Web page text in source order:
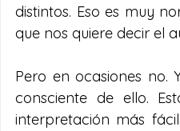
distintos. Eso es muy
que nos quiere decir el
Pero en ocasiones no.
consciente de ello.
interpretación más